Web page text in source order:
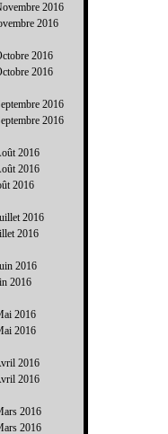
2016
2016
2016
2016
2016
2016
2016
2016
2016
2016
2016
2016
2016
2016
2016
2016
2016
2016
2016